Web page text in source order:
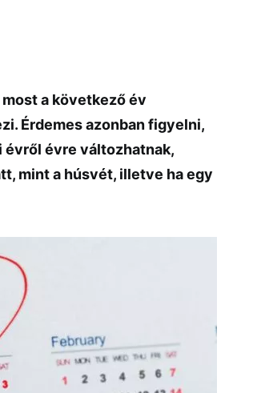
a következő év
Érdemes azonban figyelni,
évről évre változhatnak,
mint a húsvét, illetve ha egy